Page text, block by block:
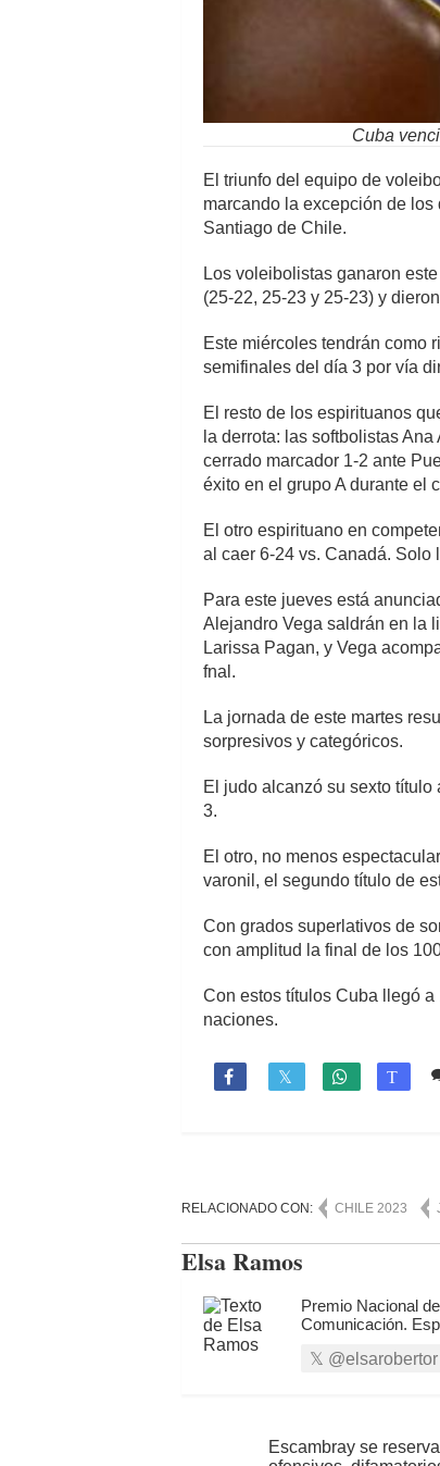
Cuba
El triunfo del equipo de
marcando la excepción de
Santiago de Chile.
Los voleibolistas ganaron
(25-22, 25-23 y 25-23) y
Este miércoles tendrán como
semifinales del día 3 por vía
El resto de los espirituanos
la derrota: las softbolistas
cerrado marcador 1-2 ante
éxito en el grupo A durante el
El otro espirituano en
al caer 6-24 vs. Canadá. Solo
Para este jueves está
Alejandro Vega saldrán en la
Larissa Pagan, y Vega
fnal.
La jornada de este martes
sorpresivos y categóricos.
El judo alcanzó su sexto
3.
El otro, no menos
varonil, el segundo título de
Con grados superlativos de
con amplitud la final de los
Con estos títulos Cuba llegó
naciones.
 T
RELACIONADO CON: CHILE 2023
Elsa Ramos
Premio Nacional
Comunicación.
@elsarobertor
Escambray se